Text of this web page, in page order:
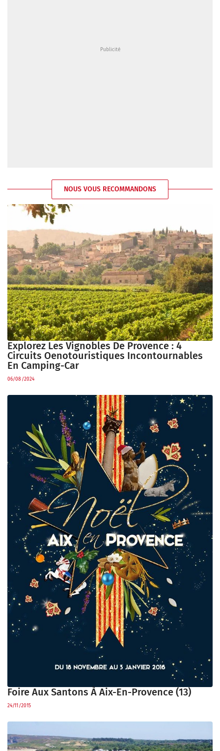
NOUS VOUS RECOMMANDONS
Explorez Les Vignobles De Provence : 4
Circuits Oenotouristiques Incontournables
En Camping-Car
06/08/2024
Foire Aux Santons À Aix-En-Provence (13)
24/11/2015